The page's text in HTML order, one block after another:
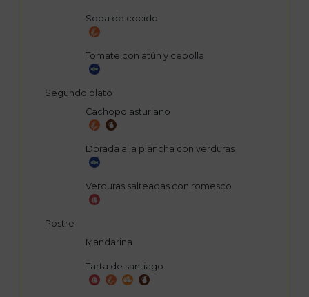
Sopa de cocido
Tomate con atún y cebolla
Segundo plato
Cachopo asturiano
Dorada a la plancha con verduras
Verduras salteadas con romesco
Postre
Mandarina
Tarta de santiago